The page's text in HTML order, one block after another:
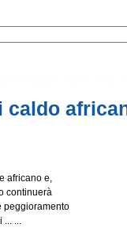
caldo
africano e,
continuerà
peggioramento
... ...